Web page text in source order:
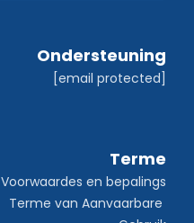
Ondersteuning
[email protected]
Terme
Voorwaardes en bepalings
Terme van Aanvaarbare